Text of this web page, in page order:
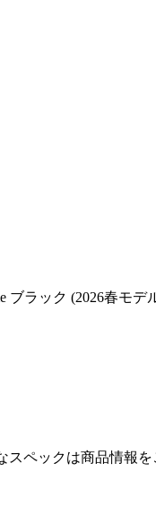
ブラック (2026春モデ
ペックは商品情報を